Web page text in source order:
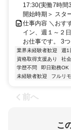
17:30(実働7時間
開始時期＞ スタ
仕事内容 ＼おす
イン、週１～２
お仕事です。 3
業界未経験者歓迎 週1
資格取得支援あり
社
学歴不問
即日勤務OK
未経験者歓迎
フルリ
前へ
こ